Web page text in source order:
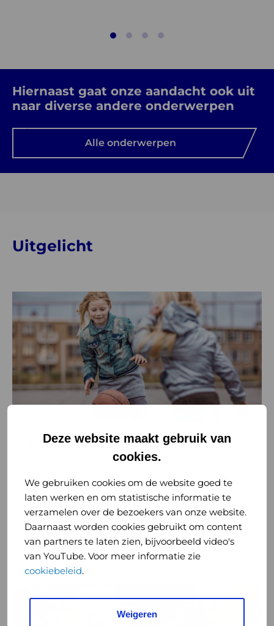
Deze website maakt gebruik van
cookies.
We gebruiken cookies om de website goed te
laten werken en om statistische informatie te
verzamelen over de bezoekers van onze website.
Daarnaast worden cookies gebruikt om content
van partners te laten zien, bijvoorbeeld video's
van YouTube. Voor meer informatie zie
cookiebeleid.
Weigeren
Hiernaast gaat onze aandacht ook uit
naar diverse andere onderwerpen
Alle onderwerpen
Uitgelicht
Standpunten
dezelfde mate beschermen tegen
gezondheidsrisico’s. Lees hier in onze
brieven, position papers en zienswijzen ...
Lees meer
meer
over
Standpunten